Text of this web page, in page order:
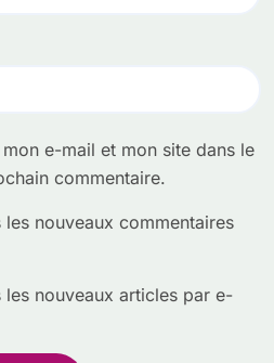
e-mail et mon site dans le
commentaire.
nouveaux commentaires
nouveaux articles par e-